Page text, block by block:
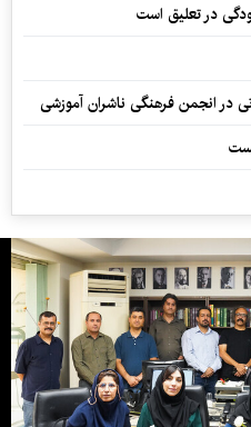
در تعلیق است
در انجمن فرهنگی ناشران آموزشی